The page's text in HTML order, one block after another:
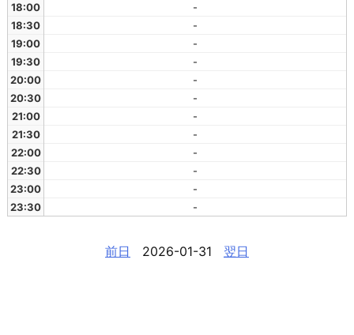
18:00
-
18:30
-
19:00
-
19:30
-
20:00
-
20:30
-
21:00
-
21:30
-
22:00
-
22:30
-
23:00
-
23:30
-
前日 2026-01-31 翌日